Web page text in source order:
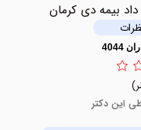
دی کرمان